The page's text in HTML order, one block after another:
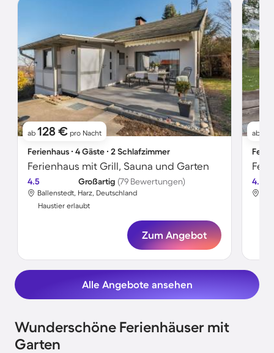
ab 128 € pro Nacht
Ferienhaus ∙ 4 Gäste ∙ 2 Schlafzimmer
Ferienhaus mit Grill, Sauna und Garten
4.5 Großartig (79 Bewertungen)
Ballenstedt, Harz, Deutschland
Haustier erlaubt
Zum Angebot
ab
4.4
Alle Angebote ansehen
Wunderschöne Ferienhäuser mit
Garten